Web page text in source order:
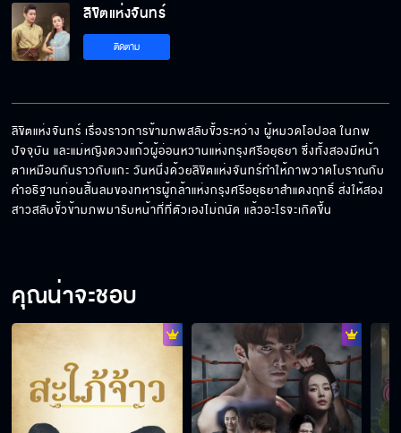
ลิขิตแห่งจันทร์
ติดตาม
ลิขิตแห่งจันทร์ เรื่องราวการข้ามภพสลับขั้วระหว่าง ผู้หมวดโอปอล ในภพ
ปัจจุบัน และแม่หญิงดวงแก้วผู้อ่อนหวานแห่งกรุงศรีอยุธยา ซึ่งทั้งสองมีหน้า
ตาเหมือนกันราวกับแกะ วันหนึ่งด้วยลิขิตแห่งจันทร์ทำให้ภาพวาดโบราณกับ
คำอธิฐานก่อนสิ้นลมของทหารผู้กล้าแห่งกรุงศรีอยุธยาสำแดงฤทธิ์ ส่งให้สอง
สาวสลับขั้วข้ามภพมารับหน้าที่ที่ตัวเองไม่ถนัด แล้วอะไรจะเกิดขึ้น
คุณน่าจะชอบ